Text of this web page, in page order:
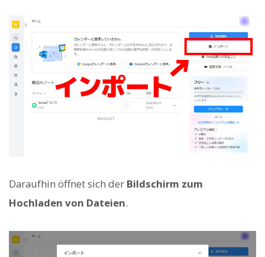
Daraufhin öffnet sich der Bildschirm zum
Hochladen von Dateien.